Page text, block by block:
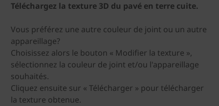
Téléchargez la texture 3D du pavé en terre cuite.
Vous préférez une autre couleur de joint ou un autre
appareillage?
Choisissez alors le bouton « Modifier la texture »,
sélectionnez la couleur de joint et/ou l'appareillage
souhaités.
Cliquez ensuite sur « Télécharger » pour télécharger
la texture obtenue.